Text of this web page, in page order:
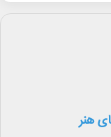
و گروه‌نوازی
محدودیت سنی
هنر